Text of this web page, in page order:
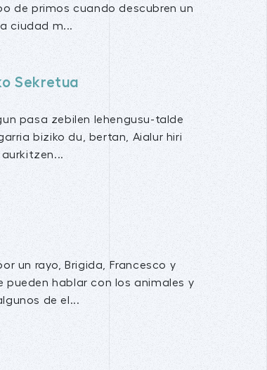
de primos cuando descubren un
ciudad m...
Sekretua
pasa zebilen lehengusu-talde
biziko du, bertan, Aialur hiri
un rayo, Brigida, Francesco y
pueden hablar con los animales y
de el...